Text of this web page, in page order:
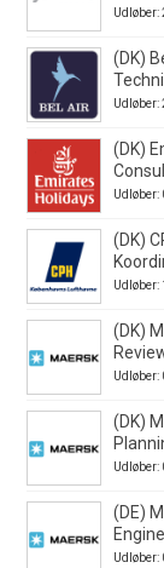
Udløber:
(DK)
Udløber:
(DK)
Udløber:
(DK)
Udløber:
(DK)
Udløber:
(DK)
Udløber:
(DE)
Udløber: